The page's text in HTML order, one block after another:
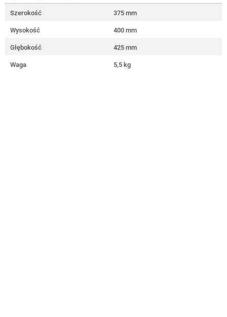
Szerokość 375 mm
Wysokość 400 mm
Głębokość 425 mm
Waga 5,5 kg